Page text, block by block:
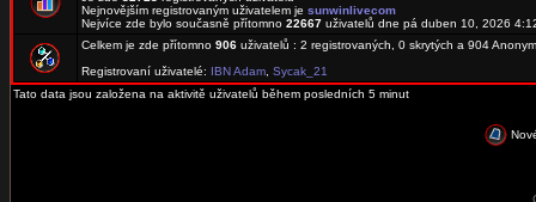
Nejnovějším registrovaným uživatelem je sunwinlivecom
Nejvíce zde bylo současně přítomno 22667 uživatelů dne pá duben 10, 2026
Celkem je zde přítomno 906 uživatelů : 2 registrovaných, 0 skrytých a 904
Registrovaní uživatelé: IBN Adam Sycak_21
Tato data jsou založena na aktivitě uživatelů během posledních 5 minut